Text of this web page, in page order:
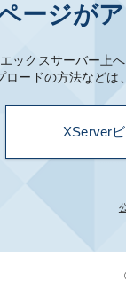
ージが
ックスサーバー上
ロードの方法などは
XServer